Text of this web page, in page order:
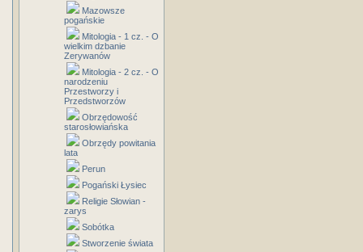
Mazowsze
pogańskie
Mitologia - 1 cz. - O
wielkim dzbanie
Zerywanów
Mitologia - 2 cz. - O
narodzeniu
Przestworzy i
Przedstworzów
Obrzędowość
starosłowiańska
Obrzędy powitania
lata
Perun
Pogański Łysiec
Religie Słowian -
zarys
Sobótka
Stworzenie świata